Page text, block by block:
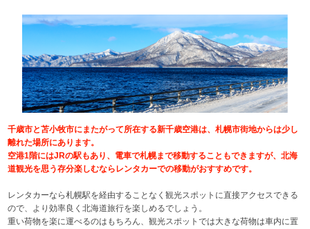
千歳市と苫小牧市にまたがって所在する新千歳空港は、札幌市街地からは少し
離れた場所にあります。
空港1階にはJRの駅もあり、電車で札幌まで移動することもできますが、北海
道観光を思う存分楽しむならレンタカーでの移動がおすすめです。
レンタカーなら札幌駅を経由することなく観光スポットに直接アクセスできる
ので、より効率良く北海道旅行を楽しめるでしょう。
重い荷物を楽に運べるのはもちろん、観光スポットでは大きな荷物は車内に置